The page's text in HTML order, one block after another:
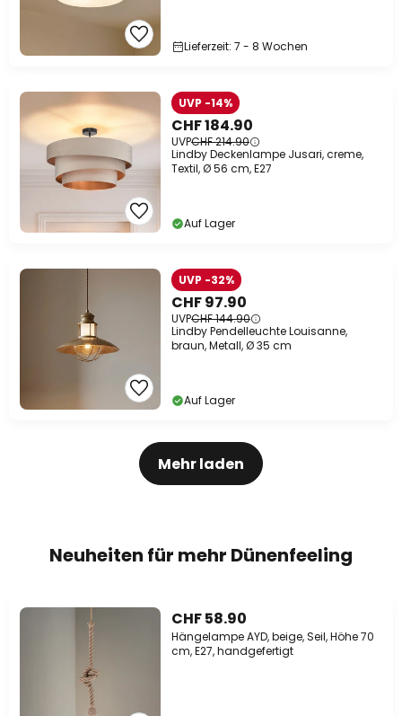
Lieferzeit: 7 - 8 Wochen
CHF 184.90
UVPCHF 214.90
UVP -14%
Lindby Deckenlampe Jusari, creme,
Textil, Ø 56 cm, E27
Auf Lager
CHF 97.90
UVPCHF 144.90
UVP -32%
Lindby Pendelleuchte Louisanne,
braun, Metall, Ø 35 cm
Auf Lager
Mehr laden
Neuheiten für mehr Dünenfeeling
CHF 58.90
Hängelampe AYD, beige, Seil, Höhe 70
cm, E27, handgefertigt